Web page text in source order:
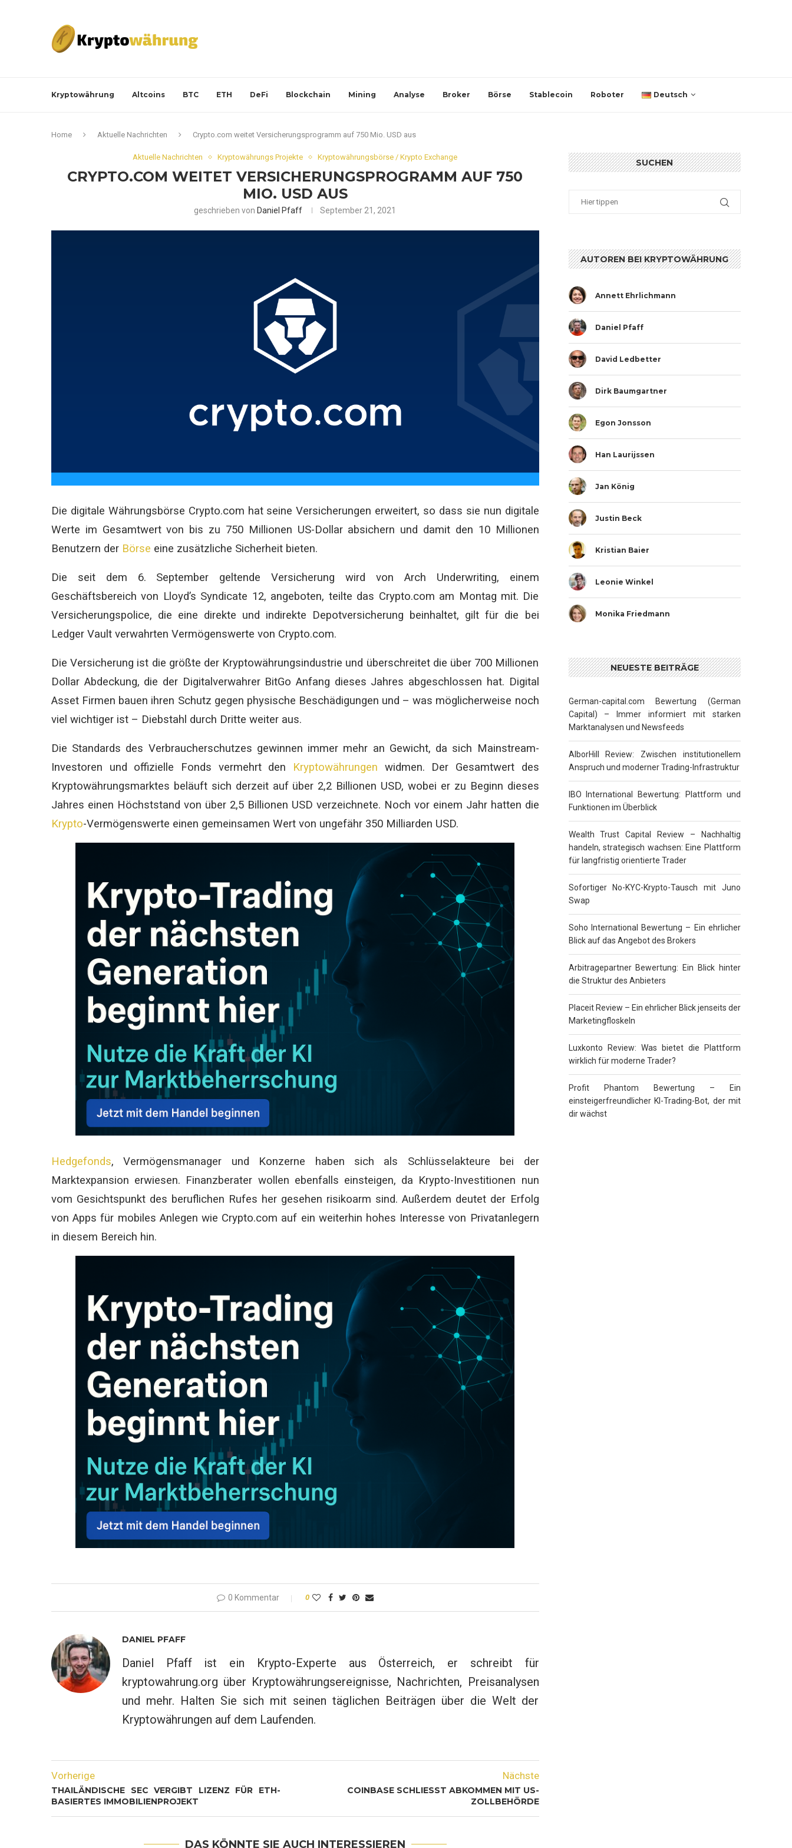
Kryptowährung Altcoins BTC ETH DeFi Blockchain Mining Analyse Broker Börse Stablecoin Roboter Deutsch
Home Aktuelle Nachrichten Crypto.com weitet Versicherungsprogramm auf 750 Mio. USD aus
Aktuelle Nachrichten Kryptowährungs Projekte Kryptowährungsbörse / Krypto Exchange
CRYPTO.COM WEITET VERSICHERUNGSPROGRAMM AUF 750
MIO. USD AUS
geschrieben von Daniel Pfaff September 21, 2021
Die digitale Währungsbörse Crypto.com hat seine Versicherungen erweitert, so dass sie nun digitale
Werte im Gesamtwert von bis zu 750 Millionen US-Dollar absichern und damit den 10 Millionen
Benutzern der Börse eine zusätzliche Sicherheit bieten.
Die seit dem 6. September geltende Versicherung wird von Arch Underwriting, einem
Geschäftsbereich von Lloyd’s Syndicate 12, angeboten, teilte das Crypto.com am Montag mit. Die
Versicherungspolice, die eine direkte und indirekte Depotversicherung beinhaltet, gilt für die bei
Ledger Vault verwahrten Vermögenswerte von Crypto.com.
Die Versicherung ist die größte der Kryptowährungsindustrie und überschreitet die über 700 Millionen
Dollar Abdeckung, die der Digitalverwahrer BitGo Anfang dieses Jahres abgeschlossen hat. Digital
Asset Firmen bauen ihren Schutz gegen physische Beschädigungen und – was möglicherweise noch
viel wichtiger ist – Diebstahl durch Dritte weiter aus.
Die Standards des Verbraucherschutzes gewinnen immer mehr an Gewicht, da sich Mainstream-
Investoren und offizielle Fonds vermehrt den Kryptowährungen widmen. Der Gesamtwert des
Kryptowährungsmarktes beläuft sich derzeit auf über 2,2 Billionen USD, wobei er zu Beginn dieses
Jahres einen Höchststand von über 2,5 Billionen USD verzeichnete. Noch vor einem Jahr hatten die
Krypto-Vermögenswerte einen gemeinsamen Wert von ungefähr 350 Milliarden USD.
Hedgefonds, Vermögensmanager und Konzerne haben sich als Schlüsselakteure bei der
Marktexpansion erwiesen. Finanzberater wollen ebenfalls einsteigen, da Krypto-Investitionen nun
vom Gesichtspunkt des beruflichen Rufes her gesehen risikoarm sind. Außerdem deutet der Erfolg
von Apps für mobiles Anlegen wie Crypto.com auf ein weiterhin hohes Interesse von Privatanlegern
in diesem Bereich hin.
0 Kommentar 0
DANIEL PFAFF
Daniel Pfaff ist ein Krypto-Experte aus Österreich, er schreibt für
kryptowahrung.org über Kryptowährungsereignisse, Nachrichten, Preisanalysen
und mehr. Halten Sie sich mit seinen täglichen Beiträgen über die Welt der
Kryptowährungen auf dem Laufenden.
Vorherige
THAILÄNDISCHE SEC VERGIBT LIZENZ FÜR ETH-
BASIERTES IMMOBILIENPROJEKT
Nächste
COINBASE SCHLIESST ABKOMMEN MIT US-Z
OLLBEHÖRDE
DAS KÖNNTE SIE AUCH INTERESSIEREN
SUCHEN
AUTOREN BEI KRYPTOWÄHRUNG
Annett Ehrlichmann
Daniel Pfaff
David Ledbetter
Dirk Baumgartner
Egon Jonsson
Han Laurijssen
Jan König
Justin Beck
Kristian Baier
Leonie Winkel
Monika Friedmann
NEUESTE BEITRÄGE
German-capital.com Bewertung (German
Capital) – Immer informiert mit starken
Marktanalysen und Newsfeeds
AlborHill Review: Zwischen institutionellem
Anspruch und moderner Trading-Infrastruktur
IBO International Bewertung: Plattform und
Funktionen im Überblick
Wealth Trust Capital Review – Nachhaltig
handeln, strategisch wachsen: Eine Plattform
für langfristig orientierte Trader
Sofortiger No-KYC-Krypto-Tausch mit Juno
Swap
Soho International Bewertung – Ein ehrlicher
Blick auf das Angebot des Brokers
Arbitragepartner Bewertung: Ein Blick hinter
die Struktur des Anbieters
Placeit Review – Ein ehrlicher Blick jenseits der
Marketingfloskeln
Luxkonto Review: Was bietet die Plattform
wirklich für moderne Trader?
Profit Phantom Bewertung – Ein
einsteigerfreundlicher KI-Trading-Bot, der mit
dir wächst